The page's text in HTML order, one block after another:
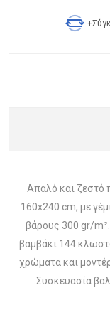
Απαλό και ζεστό
160x240 cm, με
βάρους 300 gr/
βαμβάκι 144
χρώματα και
Συσκευασία